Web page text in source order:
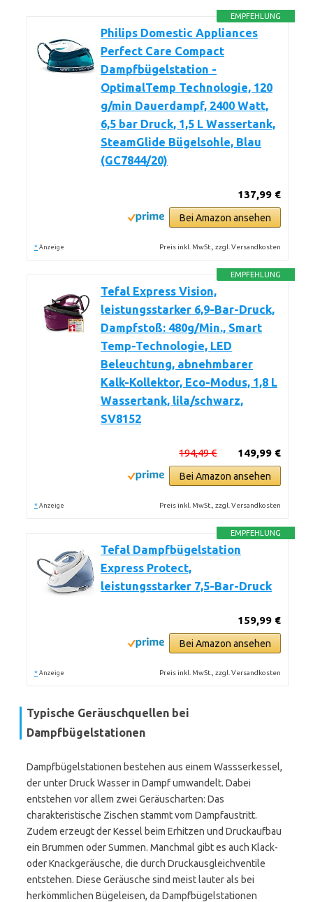
EMPFEHLUNG
Philips Domestic Appliances
Perfect Care Compact
Dampfbügelstation -
OptimalTemp Technologie, 120
g/min Dauerdampf, 2400 Watt,
6,5 bar Druck, 1,5 L Wassertank,
SteamGlide Bügelsohle, Blau
(GC7844/20)
137,99 €
Bei Amazon ansehen
* Anzeige Preis inkl. MwSt., zzgl. Versandkosten
EMPFEHLUNG
Tefal Express Vision,
leistungsstarker 6,9-Bar-Druck,
Dampfstoß: 480g/Min., Smart
Temp-Technologie, LED
Beleuchtung, abnehmbarer
Kalk-Kollektor, Eco-Modus, 1,8 L
Wassertank, lila/schwarz,
SV8152
149,99 €
194,49 €
Bei Amazon ansehen
* Anzeige Preis inkl. MwSt., zzgl. Versandkosten
EMPFEHLUNG
Tefal Dampfbügelstation
Express Protect,
leistungsstarker 7,5-Bar-Druck
159,99 €
Bei Amazon ansehen
* Anzeige Preis inkl. MwSt., zzgl. Versandkosten
Typische Geräuschquellen bei
Dampfbügelstationen
Dampfbügelstationen bestehen aus einem Wassserkessel,
der unter Druck Wasser in Dampf umwandelt. Dabei
entstehen vor allem zwei Geräuscharten: Das
charakteristische Zischen stammt vom Dampfaustritt.
Zudem erzeugt der Kessel beim Erhitzen und Druckaufbau
ein Brummen oder Summen. Manchmal gibt es auch Klack-
oder Knackgeräusche, die durch Druckausgleichventile
entstehen. Diese Geräusche sind meist lauter als bei
herkömmlichen Bügeleisen, da Dampfbügelstationen